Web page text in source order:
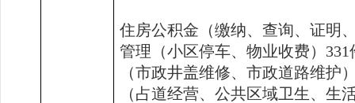
住房公积金（缴纳、查询、证明
管理（小区停车、物业收费） 331
（市政井盖维修、市政道路维护
（占道经营、公共区域卫生、生